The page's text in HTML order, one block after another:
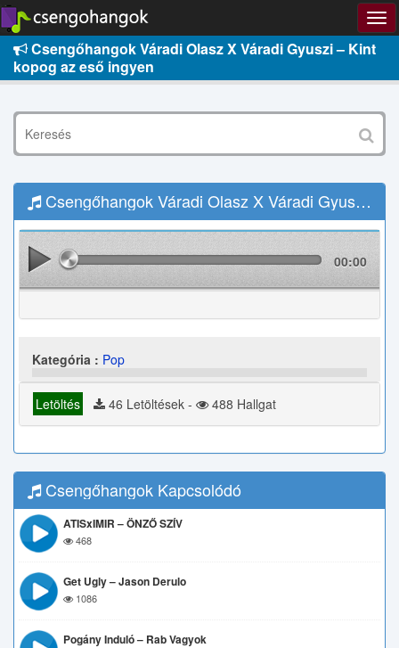
Csengőhangok Váradi Olasz X Váradi Gyuszi – Kint
kopog az eső ingyen
Csengőhangok Váradi Olasz X Váradi Gyuszi – Kint kopog az eső Letöltés
00:00
Kategória : Pop
Letöltés 46 Letöltések - 488 Hallgat
Csengőhangok Kapcsolódó
ATISxIMIR – ÖNZŐ SZÍV
468
Get Ugly – Jason Derulo
1086
Pogány Induló – Rab Vagyok